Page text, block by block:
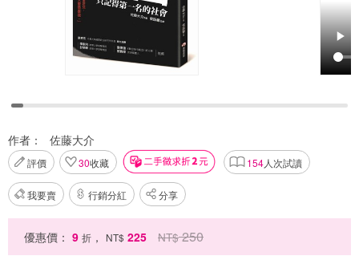
作者： 佐藤大介
評價 30收藏 154人次試讀
我要賣 行銷分紅 分享
優惠價： 9 折 ， NT$ 225 NT$ 250